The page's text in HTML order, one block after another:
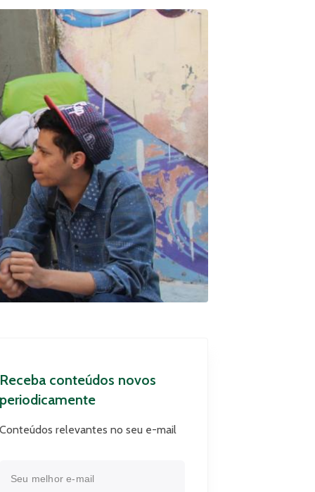
Receba conteúdos novos
periodicamente
Conteúdos relevantes no seu e-mail